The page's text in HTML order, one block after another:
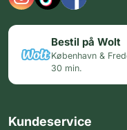
Bestil på Wolt
København &
30 min.
Kundeservice